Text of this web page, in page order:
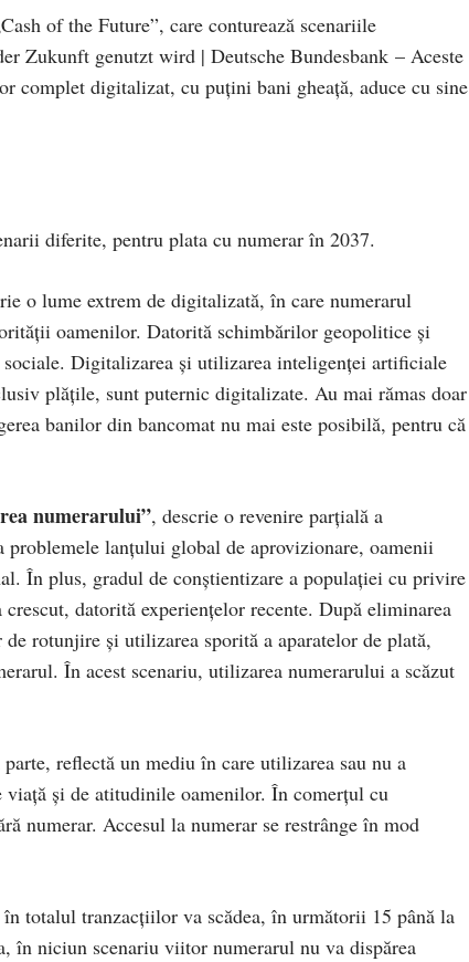
of the Future”, care conturează scenariile
Zukunft genutzt wird | Deutsche Bundesbank – Aceste
complet digitalizat, cu puțini bani gheață, aduce cu sine
diferite, pentru plata cu numerar în 2037.
o lume extrem de digitalizată, în care numerarul
oamenilor. Datorită schimbărilor geopolitice și
Digitalizarea și utilizarea inteligenței artificiale
plățile, sunt puternic digitalizate. Au mai rămas doar
banilor din bancomat nu mai este posibilă, pentru că
numerarului”, descrie o revenire parțială a
problemele lanțului global de aprovizionare, oamenii
În plus, gradul de conștientizare a populației cu privire
datorită experiențelor recente. După eliminarea
rotunjire și utilizarea sporită a aparatelor de plată,
În acest scenariu, utilizarea numerarului a scăzut
parte, reflectă un mediu în care utilizarea sau nu a
și de atitudinile oamenilor. În comerțul cu
numerar. Accesul la numerar se restrânge în mod
totalul tranzacțiilor va scădea, în următorii 15 până la
în niciun scenariu viitor numerarul nu va dispărea